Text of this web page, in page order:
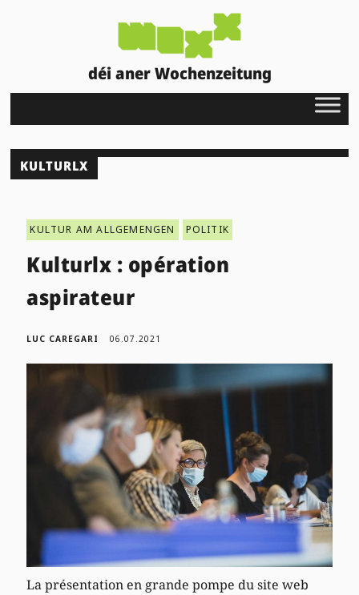
déi aner Wochenzeitung
KULTURLX
KULTUR AM ALLGEMENGEN POLITIK
Kulturlx : opération
aspirateur
LUC CAREGARI 06.07.2021
La présentation en grande pompe du site web